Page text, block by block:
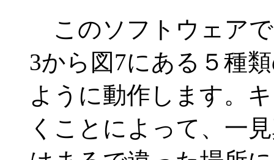
このソフトウェア
3から図7にある５種
ように動作します。
くことによって、一